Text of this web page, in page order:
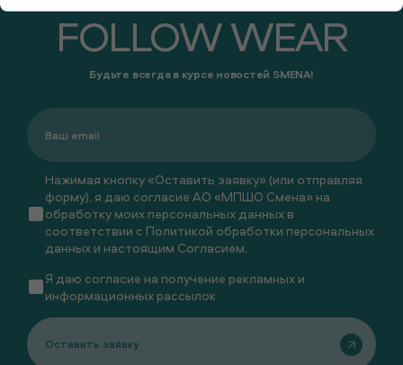
FOLLOW WEAR
Будьте всегда в курсе новостей SMENA!
Нажимая кнопку «Оставить заявку» (или отправляя
форму), я даю согласие АО «МПШО Смена» на
обработку моих персональных данных в
соответствии с Политикой обработки персональных
данных и настоящим Согласием.
Я даю согласие на получение рекламных и
информационных рассылок
Оставить заявку